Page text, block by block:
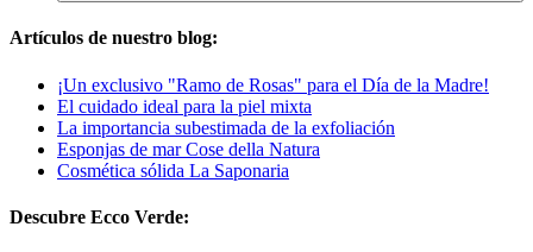
Artículos de nuestro blog:
¡Un exclusivo "Ramo de Rosas" para el Día de la Madre!
El cuidado ideal para la piel mixta
La importancia subestimada de la exfoliación
Esponjas de mar Cose della Natura
Cosmética sólida La Saponaria
Descubre Ecco Verde: